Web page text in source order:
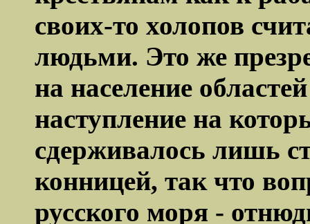
своих-то холопов
людьми. Это же
на население
наступление на
сдерживалось лишь
конницей, так что
русского моря -